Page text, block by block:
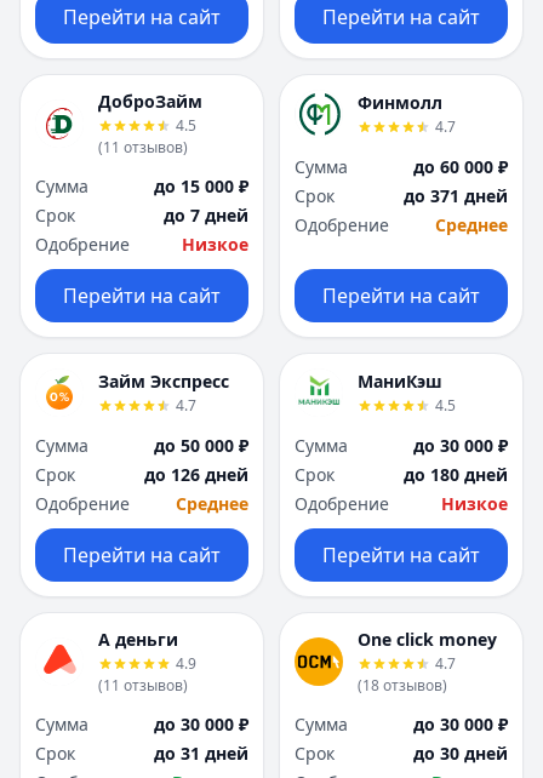
Перейти на сайт Перейти на сайт
ДоброЗайм
4.5
(11 отзывов)
Сумма
до 15 000 ₽
Срок
до 7 дней
Одобрение
Низкое
Перейти на сайт
Финмолл
4.7
Сумма
до 60 000 ₽
Срок
до 371 дней
Одобрение
Среднее
Перейти на сайт
Займ Экспресс
4.7
Сумма
до 50 000 ₽
Срок
до 126 дней
Одобрение
Среднее
Перейти на сайт
МаниКэш
4.5
Сумма
до 30 000 ₽
Срок
до 180 дней
Одобрение
Низкое
Перейти на сайт
А деньги
4.9
(11 отзывов)
Сумма
до 30 000 ₽
Срок
до 31 дней
One click money
4.7
(18отзывов)
Сумма
до 30 000 ₽
Срок
до 30 дней